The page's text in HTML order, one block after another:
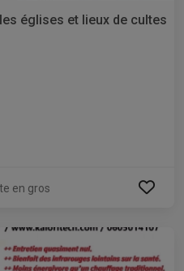
églises et lieux de cultes
en gros